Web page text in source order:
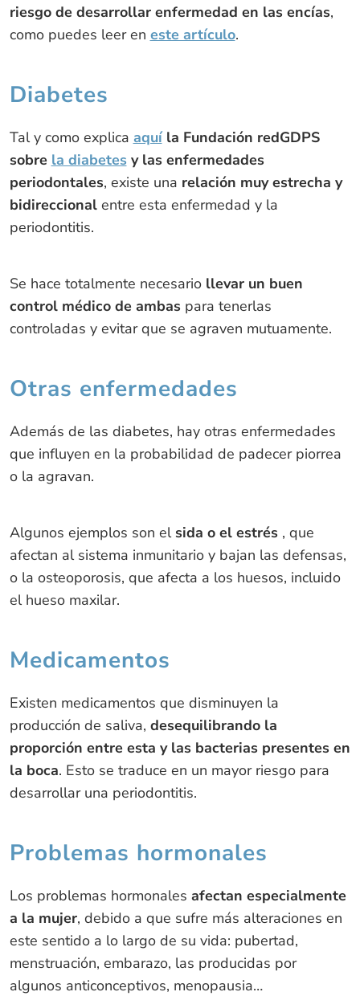
riesgo de desarrollar enfermedad en las encías,
como puedes leer en este artículo.
Diabetes
Tal y como explica aquí la Fundación redGDPS
sobre la diabetes y las enfermedades
periodontales, existe una relación muy estrecha y
bidireccionalentre esta enfermedad y la
periodontitis.
Se hace totalmente necesariollevar un buen
control médico de ambaspara tenerlas
controladas y evitar que se agraven mutuamente.
Otras enfermedades
Además de las diabetes, hay otras enfermedades
que influyen en la probabilidad de padecer piorrea
o la agravan.
Algunos ejemplos son elsida o el estrés, que
afectan al sistema inmunitario y bajan las defensas,
o la osteoporosis, que afecta a los huesos, incluido
el hueso maxilar.
Medicamentos
Existen medicamentos que disminuyen la
producción de saliva, desequilibrando la
proporción entre esta y las bacterias presentes en
la boca. Esto se traduce en un mayor riesgo para
desarrollar una periodontitis.
Problemas hormonales
Los problemas hormonales afectan especialmente
a la mujer, debido a que sufre más alteraciones en
este sentido a lo largo de su vida: pubertad,
menstruación, embarazo, las producidas por
algunos anticonceptivos, menopausia…